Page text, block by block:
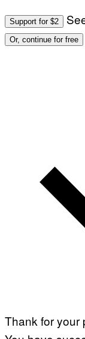
Support for $2
Or, continue for free
Thank for your